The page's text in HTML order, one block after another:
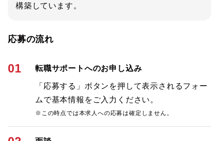
構築しています。
応募の流れ
01 転職サポートへのお申し込み
「応募する」ボタンを押して表示されるフォー
ムで基本情報をご入力ください。
※この時点では本求人への応募は確定しません。